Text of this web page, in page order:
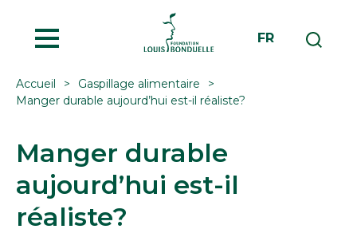
FR
Accueil
Gaspillage alimentaire
Manger durable aujourd’hui est-il réaliste?
Manger durable
aujourd’hui est-il
réaliste?